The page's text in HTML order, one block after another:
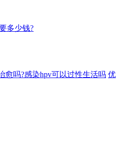
多少钱?
愈吗?感染hpv可以过性生活吗 优